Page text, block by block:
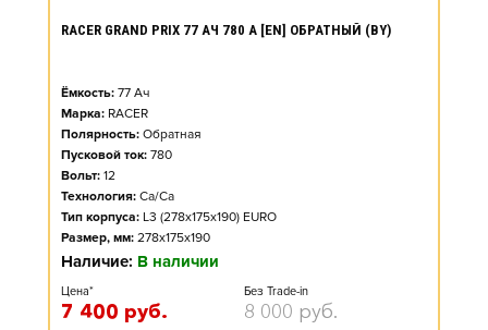
RACER GRAND PRIX 77 АЧ 780 А [EN] ОБРАТНЫЙ (BY)
Ёмкость: 77 Ач
Марка: RACER
Полярность: Обратная
Пусковой ток: 780
Вольт: 12
Технология: Ca/Ca
Тип корпуса: L3 (278x175x190) EURO
Размер, мм: 278x175x190
Наличие: В наличии
Цена*
7 400 руб.
Без Trade-in
8 000 руб.